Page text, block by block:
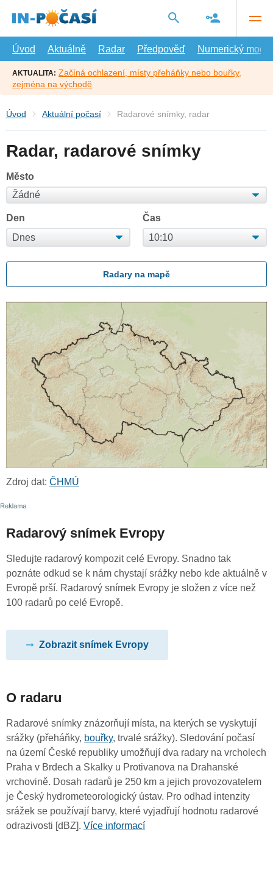
hlavní
Úvod
Aktuálně Radar Předpověď Numerický model
AKTUALITA: Začíná ochlazení, místy přeháňky nebo bouřky,
zejména na východě
Úvod Aktuální počasí Radarové snímky, radar
Radar, radarové snímky
Město
Den Čas
Radary na mapě
Zdroj dat: ČHMÚ
Radarový snímek Evropy
Sledujte radarový kompozit celé Evropy. Snadno tak
poznáte odkud se k nám chystají srážky nebo kde aktuálně v
Evropě prší. Radarový snímek Evropy je složen z více než
100 radarů po celé Evropě.
Zobrazit snímek Evropy
O radaru
Radarové snímky znázorňují místa, na kterých se vyskytují
srážky (přeháňky, bouřky, trvalé srážky). Sledování počasí
na území České republiky umožňují dva radary na vrcholech
Praha v Brdech a Skalky u Protivanova na Drahanské
vrchovině. Dosah radarů je 250 km a jejich provozovatelem
je Český hydrometeorologický ústav. Pro odhad intenzity
srážek se používají barvy, které vyjadřují hodnotu radarové
odrazivosti [dBZ]. Více informací